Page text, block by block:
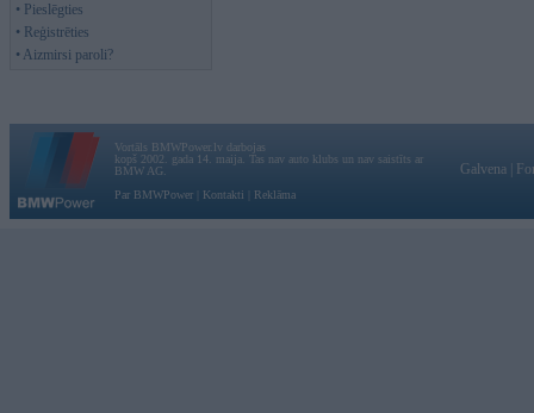
• Pieslēgties
• Reģistrēties
• Aizmirsi paroli?
Vortāls BMWPower.lv darbojas
kopš 2002. gada 14. maija. Tas nav auto klubs un nav saistīts ar
BMW AG.
Par BMWPower
Kontakti Reklāma
Galvena